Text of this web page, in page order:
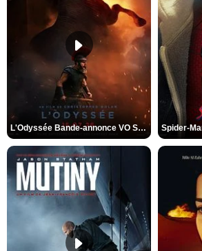
L'Odyssée Bande-annonce VO STFR